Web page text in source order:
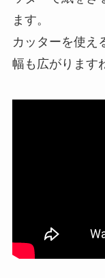
ます。
カッターを使え
幅も広がります